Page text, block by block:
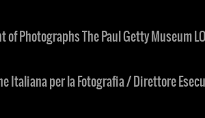
of Photographs The Paul Getty Museum
Italiana per la Fotografia / Direttore